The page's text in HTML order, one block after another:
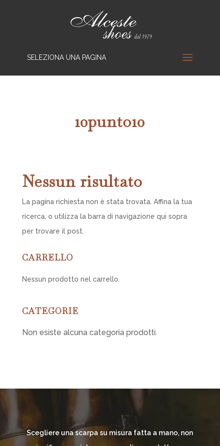
SELEZIONA UNA PAGINA
10punto10
Nessun risultato
La pagina richiesta non è stata trovata. Affina la tua
ricerca, o utilizza la barra di navigazione qui sopra
per trovare il post.
CARRELLO
Nessun prodotto nel carrello.
CATEGORIE
Non esiste alcuna categoria prodotti.
Scegliere una scarpa su misura fatta a mano, non